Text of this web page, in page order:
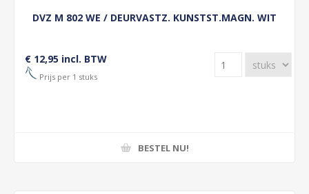
DVZ M 802 WE / DEURVASTZ. KUNSTST.MAGN. WIT
€ 12,95 incl. BTW
Prijs per 1 stuks
BESTEL NU!